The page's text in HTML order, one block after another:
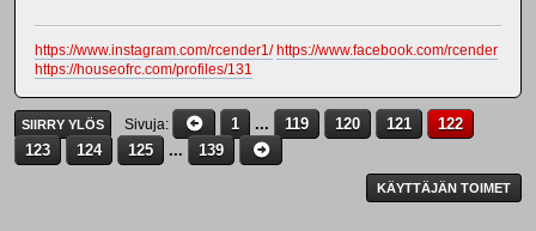
https://www.instagram.com/rcender1/ https://www.facebook.com/rcender
https://houseofrc.com/profiles/131
SIIRRY YLÖS Sivuja 1 ... 119 120 121
122
123
124 125 ... 139
KÄYTTÄJÄN TOIMET